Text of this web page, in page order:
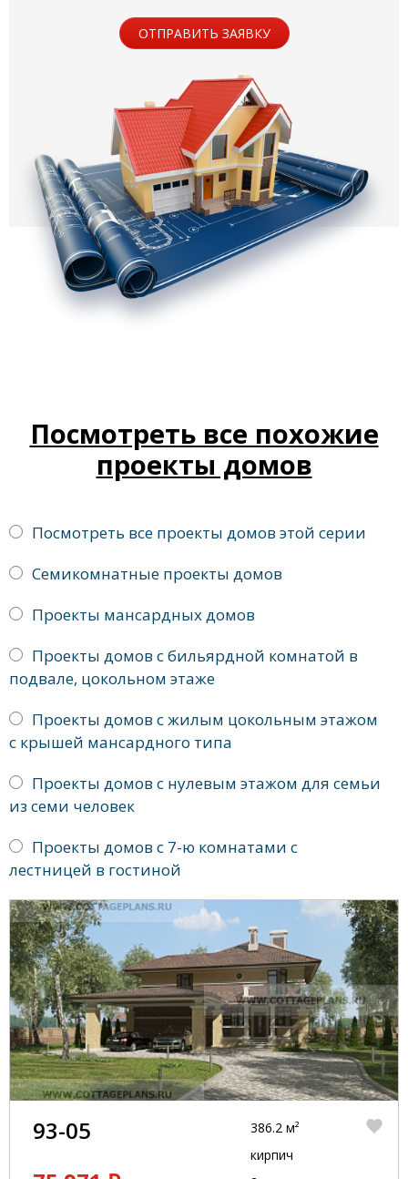
ОТПРАВИТЬ ЗАЯВКУ
Посмотреть все похожие
проекты домов
Посмотреть все проекты домов этой серии
Семикомнатные проекты домов
Проекты мансардных домов
Проекты домов с бильярдной комнатой в
подвале, цокольном этаже
Проекты домов с жилым цокольным этажом
с крышей мансардного типа
Проекты домов с нулевым этажом для семьи
из семи человек
Проекты домов с 7-ю комнатами с
лестницей в гостиной
93-05
386.2 м²
кирпич